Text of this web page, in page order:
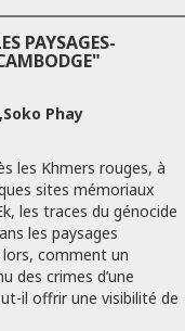
PAYSAGES-
Phay
les Khmers rouges, à
sites mémoriaux
les traces du génocide
les paysages
comment un
des crimes d’une
il offrir une visibilité de